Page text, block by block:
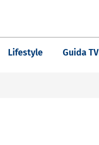
Lifestyle Guida TV